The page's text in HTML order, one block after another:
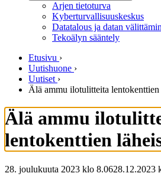
Arjen tietoturva
Kyberturvallisuuskeskus
Datatalous ja datan
Tekoälyn sääntely
Etusivu ›
Uutishuone ›
Uutiset ›
Älä ammu ilotulitteita lentokenttien
Älä ammu
lentokenttien
28. joulukuuta 2023 klo 8.0628.12.2023